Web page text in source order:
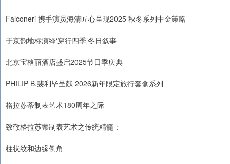
Falconeri 携手演员海清匠心呈现2025 秋冬系列中金策略
于京韵地标演绎‘穿行四季’冬日叙事
北京宝格丽酒店盛启2025节日季庆典
PHILIP B.裴利毕呈献 2026新年限定旅行套盒系列
格拉苏蒂制表艺术180周年之际
致敬格拉苏蒂制表艺术之传统精髓：
柱状纹和边缘倒角